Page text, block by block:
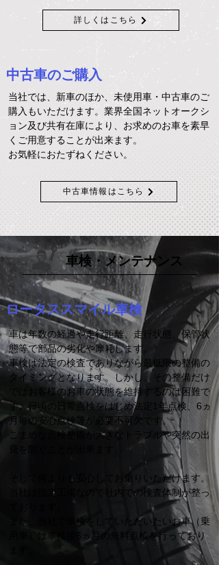
詳しくはこちら
中古車のご購入
当社では、新車のほか、未使用車・中古車のご
購入もいただけます。業界全国ネットオークシ
ョン及び共有在庫により、お求めのお車を素早
くご用意することが出来ます。
お気軽におたずねください。
中古車情報はこちら
車検・メンテナンス
ロータススマイル車検
車は年数の経過や走行距離、走行状態、保管状
態等で部品の劣化や摩耗します。
車検は法定の検査でありながら最低限の整備の
タイミングとなります。しかし、その整備だけ
ではお客様のお車の状態を維持するのは困難で
す。日頃の日常点検をはじめ法定1年点検、6ヵ
月毎の安心点検等が必要不可欠です。
こまめな点検整備が大きなトラブルや突然の出
そして何よりも安心してお乗りいただけます。
当社は指定工場なので社内での検査体制が整っ
また、当社で車検をしていただいたいお車（乗
用車）は車検後6ヵ月の無料点検を行っており